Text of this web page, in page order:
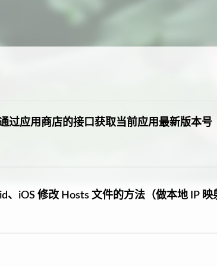
过应用商店的接口获取当前应用最新版本号
iOS 修改 Hosts 文件的方法（做本地 IP 映